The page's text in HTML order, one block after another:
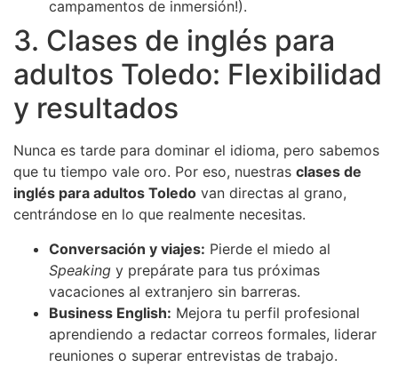
campamentos de inmersión!).
3. Clases de inglés para
adultos Toledo: Flexibilidad
y resultados
Nunca es tarde para dominar el idioma, pero sabemos
que tu tiempo vale oro. Por eso, nuestras clases de
inglés para adultos Toledo van directas al grano,
centrándose en lo que realmente necesitas.
Conversación y viajes: Pierde el miedo al
Speaking y prepárate para tus próximas
vacaciones al extranjero sin barreras.
Business English: Mejora tu perfil profesional
aprendiendo a redactar correos formales, liderar
reuniones o superar entrevistas de trabajo.